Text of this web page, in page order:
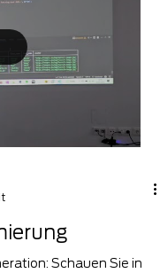
Schauen Sie in